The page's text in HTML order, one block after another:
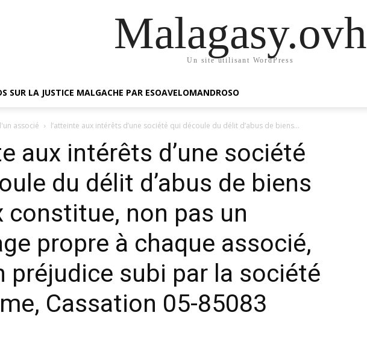
Malagasy.ovh
Un site utilisant WordPress
SUR LA JUSTICE MALGACHE PAR ESOAVELOMANDROSO
associé l’atteinte aux intérêts d’une société qui découle du délit d’abus de biens...
aux intérêts d’une société
du délit d’abus de biens
constitue, non pas un
propre à chaque associé,
préjudice subi par la société
Cassation 05-85083